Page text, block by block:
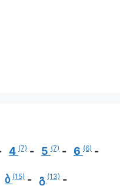
4 (7) 5 (7) 6 (6)
ბ (15) გ (13)